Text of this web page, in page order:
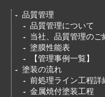
品質管理
品質管理について
当社、品質管理のご
塗膜性能表
【管理事例一覧】
塗装の流れ
前処理ライン工程詳
金属焼付塗装工程